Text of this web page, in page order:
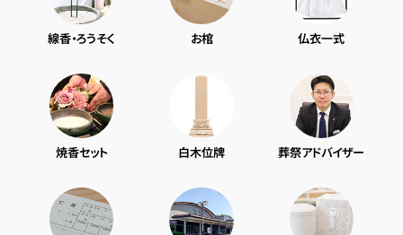
線香・ろうそく お棺 仏衣一式
焼香セット 白木位牌 葬祭アドバイザー